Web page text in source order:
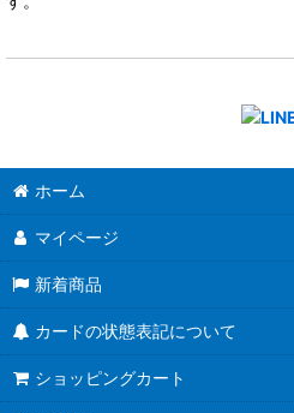
ホーム
マイページ
新着商品
カードの状態表記について
ショッピングカート